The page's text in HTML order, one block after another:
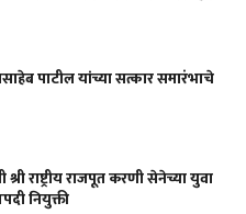
पाटील यांच्या सत्कार समारंभाचे
राष्ट्रीय राजपूत करणी सेनेच्या युवा
नियुक्ती